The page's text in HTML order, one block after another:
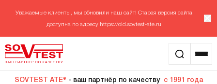
Уважаемые клиенты, мы обновили наш сайт! Старая версия сайта
доступна по адресу https://old.sovtest-ate.ru
SOVTEST ATE® - ваш партнёр по качеству с 1991 года